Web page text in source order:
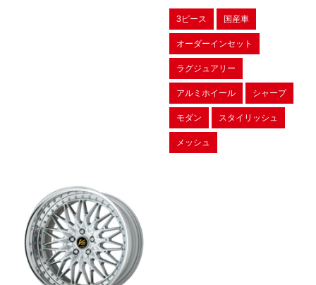
3ピース 国産車
オーダーインセット
ラグジュアリー
アルミホイール シャープ
モダン スタイリッシュ
メッシュ